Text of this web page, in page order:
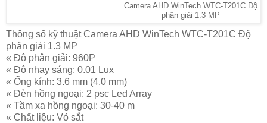
Camera AHD WinTech WTC-T201C Độ
phân giải 1.3 MP
Thông số kỹ thuật Camera AHD WinTech WTC-T201C Độ
phân giải 1.3 MP
« Độ phân giải: 960P
« Độ nhạy sáng: 0.01 Lux
« Ống kính: 3.6 mm (4.0 mm)
« Đèn hồng ngoại: 2 psc Led Array
« Tầm xa hồng ngoại: 30-40 m
« Chất liệu: Vỏ sắt